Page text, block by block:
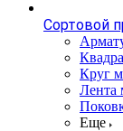
Сортовой
Круг
Лента
Еще